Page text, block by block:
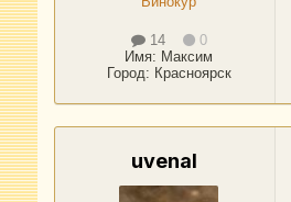
14
0
Имя: Максим
Город: Красноярск
uvenal